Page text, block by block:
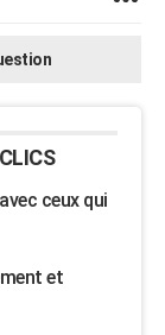
ceux qui
et